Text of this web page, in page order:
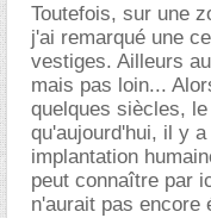
Toutefois, sur une
j'ai remarqué une
vestiges. Ailleurs
mais pas loin...
quelques siècles,
qu'aujourd'hui, il y
implantation
peut connaître par
n'aurait pas encore